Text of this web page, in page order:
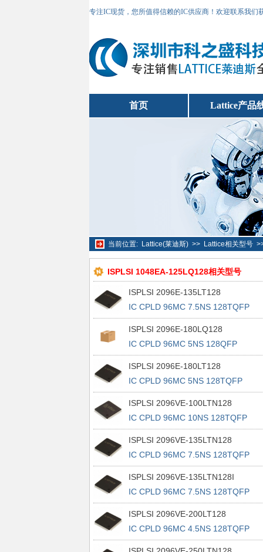
专注IC现货，您所值得信赖的IC供应商！欢迎联系我们
首页 Lattice产品
当前位置: Lattice(莱迪斯)>> Lattice相关型号
ISPLSI 1048EA-125LQ128相关型号
ISPLSI 2096E-135LT128
IC CPLD 96MC 7.5NS 128TQFP
ISPLSI 2096E-180LQ128
IC CPLD 96MC 5NS 128QFP
ISPLSI 2096E-180LT128
IC CPLD 96MC 5NS 128TQFP
ISPLSI 2096VE-100LTN128
IC CPLD 96MC 10NS 128TQFP
ISPLSI 2096VE-135LTN128
IC CPLD 96MC 7.5NS 128TQFP
ISPLSI 2096VE-135LTN128I
IC CPLD 96MC 7.5NS 128TQFP
ISPLSI 2096VE-200LT128
IC CPLD 96MC 4.5NS 128TQFP